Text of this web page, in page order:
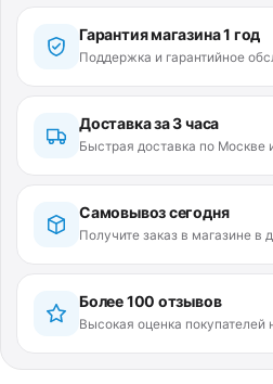
Гарантия магазина 1 год
Поддержка и гарантийное
Доставка за 3 часа
Быстрая доставка по Москве
Самовывоз сегодня
Получите заказ в магазине в
Более 100 отзывов
Высокая оценка покупателей